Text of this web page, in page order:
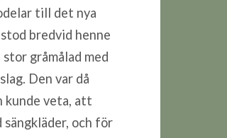
till det nya
bredvid henne
gråmålad med
Den var då
kunde veta, att
och för